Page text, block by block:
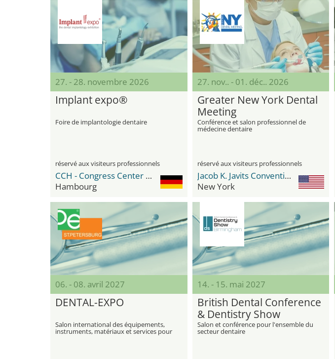
27. - 28. novembre 2026
Implant expo®
Foire de implantologie dentaire
réservé aux visiteurs professionnels
CCH - Congress Center Hamburg
Hambourg
27. nov.. - 01. déc.. 2026
Greater New York Dental
Meeting
Conférence et salon professionnel de
médecine dentaire
réservé aux visiteurs professionnels
Jacob K. Javits Convention Center
New York
06. - 08. avril 2027
DENTAL-EXPO
Salon international des équipements,
instruments, matériaux et services pour
14. - 15. mai 2027
British Dental Conference
& Dentistry Show
Salon et conférence pour l'ensemble du
secteur dentaire